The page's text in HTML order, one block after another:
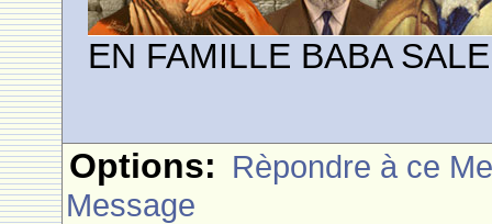
EN FAMILLE BABA SALE
Options: Rèpondre à ce
Message